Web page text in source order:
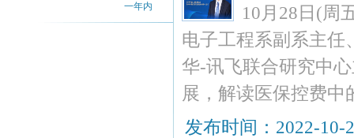
一年内
10月28日(周
电子工程系副系主任
华-讯飞联合研究中
展，解读医保控费
发布时间：2022-